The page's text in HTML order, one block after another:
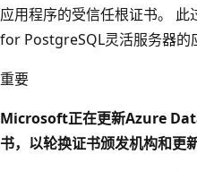
应用程序的受信任根证书。
for PostgreSQL灵活服务器的
重要
Microsoft正在更新Azure
书，以轮换证书颁发机构和更